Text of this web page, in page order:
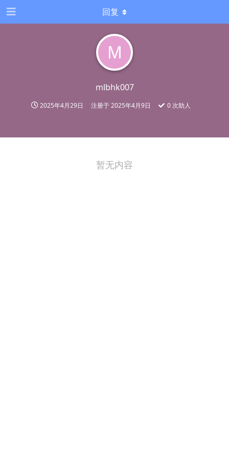
M
mlbhk007
2025年4月29日 注册于2025年4月9日 0次助人
回复
暂无内容